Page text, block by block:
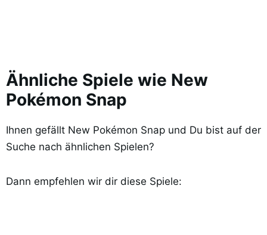
Ähnliche Spiele wie New
Pokémon Snap
Ihnen gefällt New Pokémon Snap und Du bist auf der
Suche nach ähnlichen Spielen?
Dann empfehlen wir dir diese Spiele: